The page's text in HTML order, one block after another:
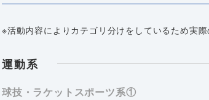
※活動内容によりカテゴリ分けをしているため実
運動系
球技・ラケットスポーツ系①